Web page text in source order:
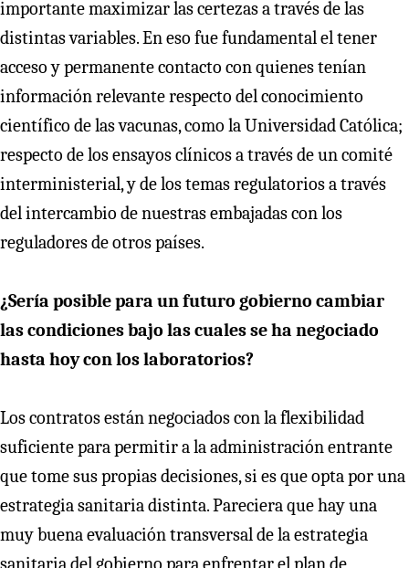
importante maximizar las certezas a través de las
distintas variables. En eso fue fundamental el tener
acceso y permanente contacto con quienes tenían
información relevante respecto del conocimiento
científico de las vacunas, como la Universidad Católica;
respecto de los ensayos clínicos a través de un comité
interministerial, y de los temas regulatorios a través
del intercambio de nuestras embajadas con los
reguladores de otros países.
¿Sería posible para un futuro gobierno cambiar
las condiciones bajo las cuales se ha negociado
hasta hoy con los laboratorios?
Los contratos están negociados con la flexibilidad
suficiente para permitir a la administración entrante
que tome sus propias decisiones, si es que opta por una
estrategia sanitaria distinta. Pareciera que hay una
muy buena evaluación transversal de la estrategia
sanitaria del gobierno para enfrentar el plan de